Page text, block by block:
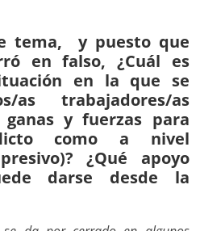
tema, y puesto que
en falso, ¿Cuál es
en la que se
as trabajadores/as
y fuerzas para
como a nivel
¿Qué apoyo
darse desde la